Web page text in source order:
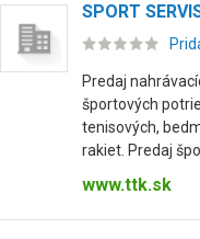
SPORT
Predaj
športových
tenisových,
rakiet. Predaj
www.ttk.sk